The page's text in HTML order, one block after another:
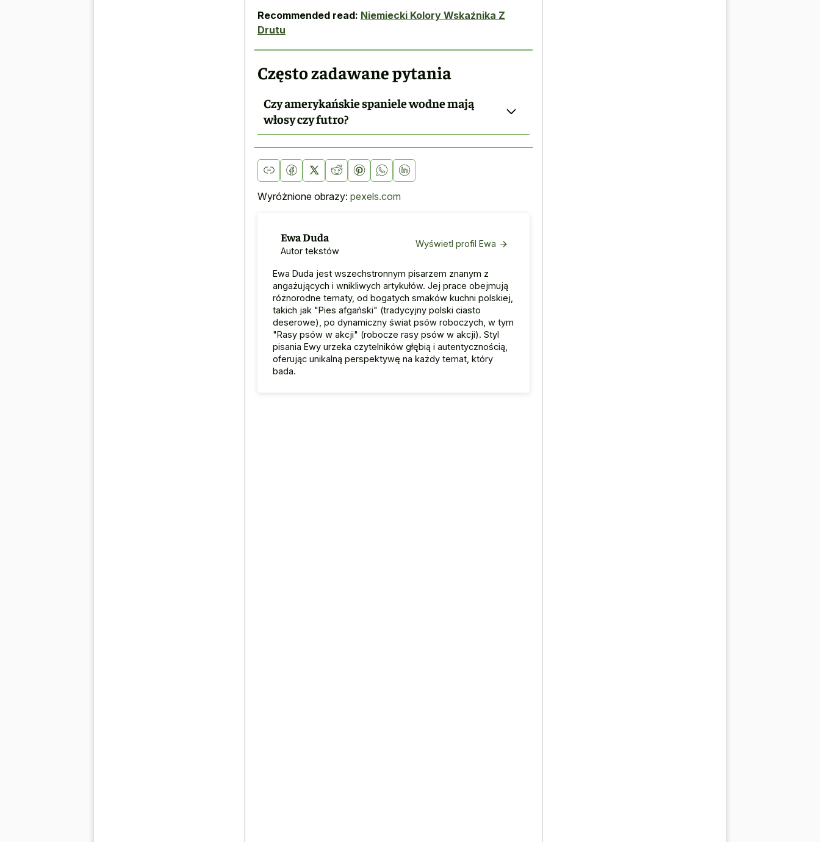
Recommended read: Niemiecki Kolory Wskaźnika Z
Drutu
Często zadawane pytania
Czy amerykańskie spaniele wodne mają
włosy czy futro?
Wyróżnione obrazy: pexels.com
Ewa Duda
Autor tekstów
Wyświetl profil Ewa
Ewa Duda jest wszechstronnym pisarzem znanym z
angażujących i wnikliwych artykułów. Jej prace obejmują
różnorodne tematy, od bogatych smaków kuchni polskiej,
takich jak "Pies afgański" (tradycyjny polski ciasto
deserowe), po dynamiczny świat psów roboczych, w tym
"Rasy psów w akcji" (robocze rasy psów w akcji). Styl
pisania Ewy urzeka czytelników głębią i autentycznością,
oferując unikalną perspektywę na każdy temat, który
bada.